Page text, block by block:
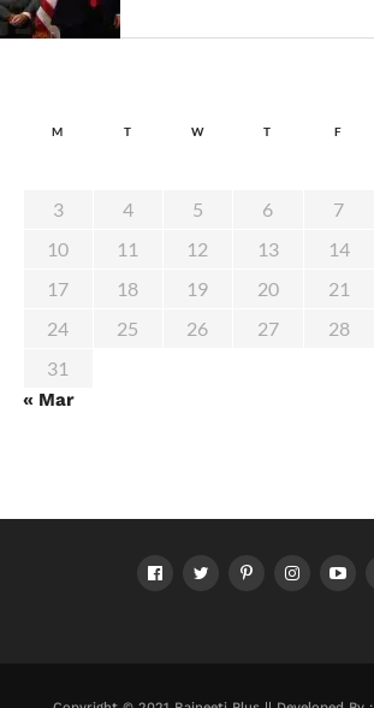
M T W T F
3
4 5 6 7
10
11 12 13 14
17
18 19 20 21
24
25 26 27 28
31
« Mar